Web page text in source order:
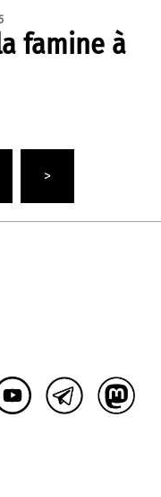
famine à
>